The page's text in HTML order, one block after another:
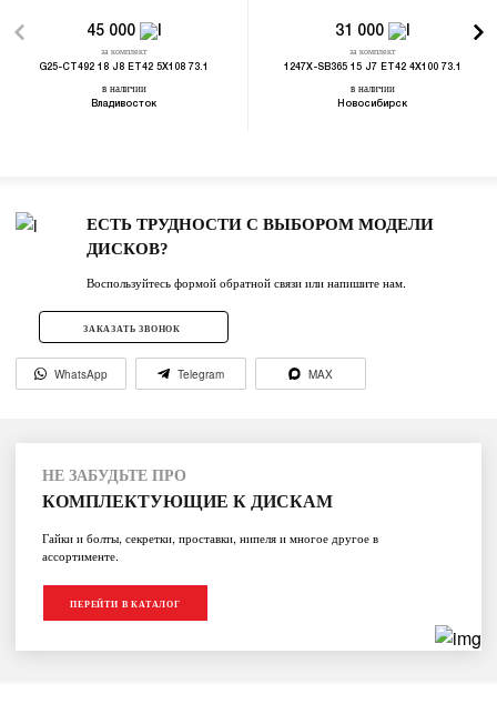
45 000
за комплект
G25-СT492 18 J8 ET42 5X108 73.1
в наличии
Владивосток
31 000
за комплект
1247X-SB365 15 J7 ET42 4X100 73.1
в наличии
Новосибирск
ЕСТЬ ТРУДНОСТИ С ВЫБОРОМ МОДЕЛИ
ДИСКОВ?
Воспользуйтесь формой обратной связи или напишите нам.
ЗАКАЗАТЬ ЗВОНОК
WhatsApp Telegram MAX
НЕ ЗАБУДЬТЕ ПРО
КОМПЛЕКТУЮЩИЕ К ДИСКАМ
Гайки и болты, секретки, проставки, нипеля и многое другое в
ассортименте.
ПЕРЕЙТИ В КАТАЛОГ